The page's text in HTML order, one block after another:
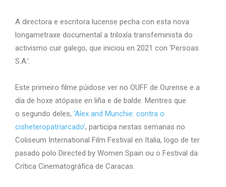
A directora e escritora lucense pecha con esta nova
longametraxe documental a triloxía transfeminista do
activismo cuir galego, que iniciou en 2021 con ‘Persoas
S.A.’.
Este primeiro filme púidose ver no OUFF de Ourense e a
día de hoxe atópase en liña e de balde. Mentres que
o segundo deles, ‘Alex and Munchie: contra o
cisheteropatriarcado’, participa nestas semanas no
Coliseum International Film Festival en Italia, logo de ter
pasado polo Directed by Women Spain ou o Festival da
Crítica Cinematográfica de Caracas.